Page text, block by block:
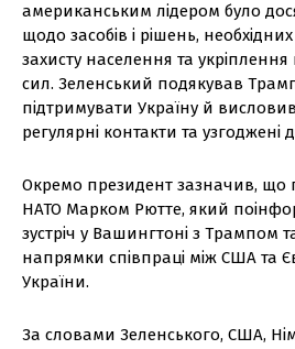
американським лідером було
щодо засобів і рішень,
захисту населення та укріплення
сил. Зеленський подякував
підтримувати Україну й
регулярні контакти та узгоджені
Окремо президент зазначив, що
НАТО Марком Рютте, який
зустріч у Вашингтоні з Трампом
напрямки співпраці між США та
України.
За словами Зеленського, США,